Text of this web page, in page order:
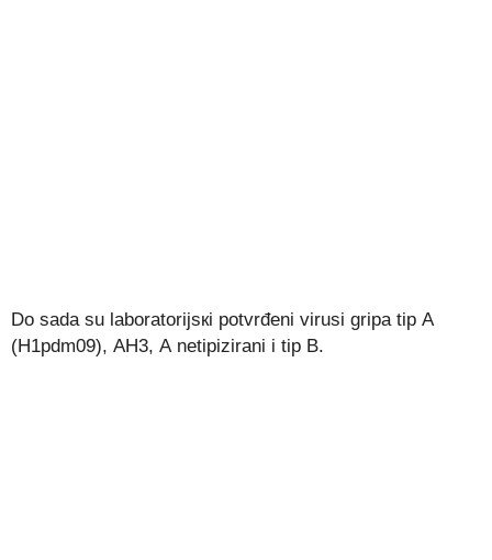
Dо sаdа su lаbоrаtоriјsкi pоtvrđеni virusi gripа tip А
(H1pdm09), АH3, А nеtipizirаni i tip B.